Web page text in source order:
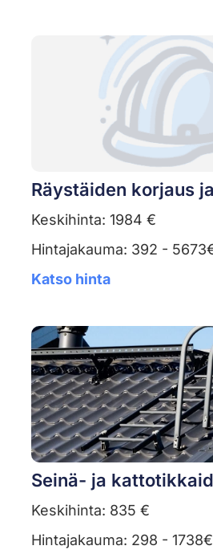
Räystäiden korjaus
Keskihinta: 1984 €
Hintajakauma: 392 -
Katso hinta
Seinä- ja
Keskihinta: 835 €
Hintajakauma: 298 - 1738€